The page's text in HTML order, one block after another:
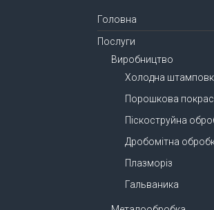
Головна
Послуги
Виробництво
Холодна
Порошкова
Піскоструйна
Дробомітна
Плазморіз
Гальваника